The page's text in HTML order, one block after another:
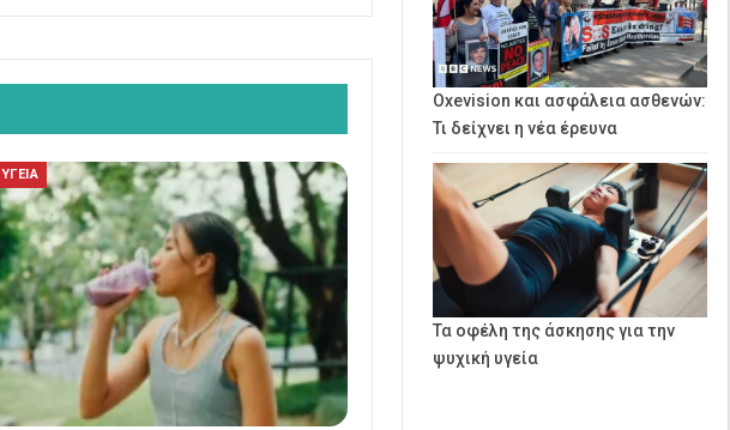
ΥΓΕΙΑ
Oxevision και ασφάλεια ασθενών:
Τι δείχνει η νέα έρευνα
Τα οφέλη της άσκησης για την
ψυχική υγεία